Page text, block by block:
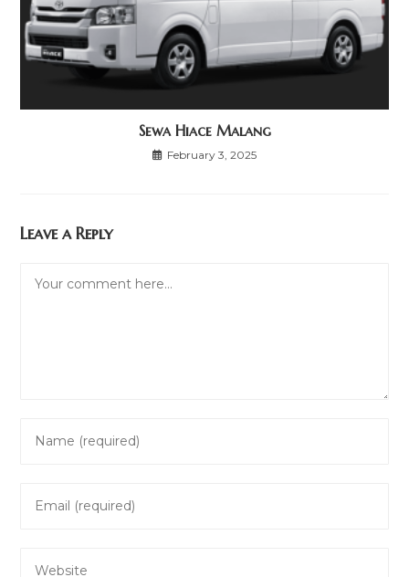
Sewa Hiace Malang
February 3, 2025
Leave a Reply
comment
address